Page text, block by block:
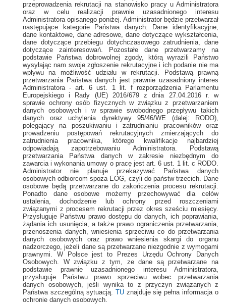
przeprowadzenia rekrutacji na stanowisko pracy u Administratora
oraz w celu realizacji prawnie uzasadnionego interesu
Administratora opisanego poniżej. Administrator będzie przetwarzał
następujące kategorie Państwa danych: Dane identyfikacyjne,
dane kontaktowe, dane adresowe, dane dotyczące wykształcenia,
dane dotyczące przebiegu dotychczasowego zatrudnienia, dane
dotyczące zainteresowań. Pozostałe dane przetwarzamy na
podstawie Państwa dobrowolnej zgody, którą wyrazili Państwo
wysyłając nam swoje zgłoszenie rekrutacyjne i ich podanie nie ma
wpływu na możliwość udziału w rekrutacji. Podstawą prawną
przetwarzania Państwa danych jest prawnie uzasadniony interes
Administratora - art. 6 ust. 1 lit. f rozporządzenia Parlamentu
Europejskiego i Rady (UE) 2016/679 z dnia 27.04.2016 r. w
sprawie ochrony osób fizycznych w związku z przetwarzaniem
danych osobowych i w sprawie swobodnego przepływu takich
danych oraz uchylenia dyrektywy 95/46/WE (dalej: RODO),
polegający na poszukiwaniu i zatrudnianiu pracowników oraz
prowadzeniu postępowań rekrutacyjnych zmierzających do
zatrudnienia pracownika, którego kwalifikacje najbardziej
odpowiadają zapotrzebowaniu Administratora. Podstawą
przetwarzania Państwa danych w zakresie niezbędnym do
zawarcia i wykonania umowy o pracę jest art. 6 ust. 1 lit. c RODO.
Administrator nie planuje przekazywać Państwa danych
osobowych odbiorcom spoza EOG, czyli do państw trzecich. Dane
osobowe będą przetwarzane do zakończenia procesu rekrutacji.
Ponadto dane osobowe możemy przechowywać dla celów
ustalenia, dochodzenie lub ochrony przed roszczeniami
związanymi z procesem rekrutacji przez okres sześciu miesięcy.
Przysługuje Państwu prawo dostępu do danych, ich poprawiania,
żądania ich usunięcia, a także prawo ograniczenia przetwarzania,
przenoszenia danych, wniesienia sprzeciwu co do przetwarzania
danych osobowych oraz prawo wniesienia skargi do organu
nadzorczego, jeżeli dane są przetwarzane niezgodnie z wymogami
prawnymi. W Polsce jest to Prezes Urzędu Ochrony Danych
Osobowych. W związku z tym, ze dane są przetwarzane na
podstawie prawnie uzasadnionego interesu Administratora,
przysługuje Państwu prawo sprzeciwu wobec przetwarzania
danych osobowych, jeśli wynika to z przyczyn związanych z
Państwa szczególną sytuacją.
TUznajduje się pełna informacja o
ochronie danych osobowych.